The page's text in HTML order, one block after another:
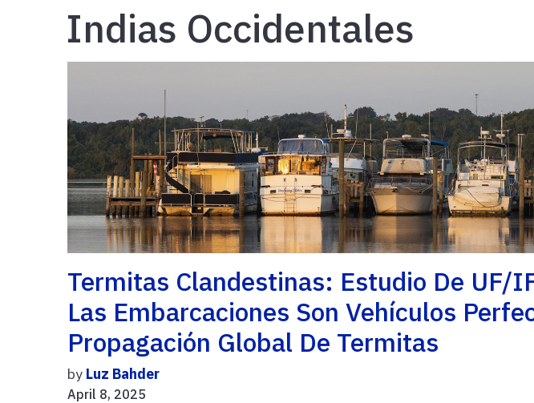
Indias Occidentales
Termitas Clandestinas: Estudio De UF/
Las Embarcaciones Son Vehículos
Propagación Global De Termitas
by Luz Bahder
April 8, 2025